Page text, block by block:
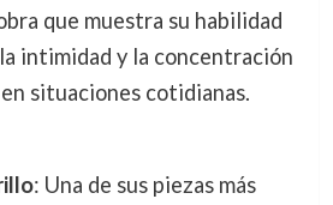
que muestra su habilidad
intimidad y la concentración
situaciones cotidianas.
: Una de sus piezas más